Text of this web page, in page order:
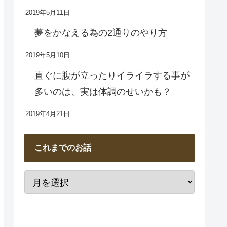
2019年5月11日
夢をかなえる為の2通りのやり方
2019年5月10日
直ぐに腹が立ったりイライラする事が
多いのは、実は体調のせいかも？
2019年4月21日
これまでのお話